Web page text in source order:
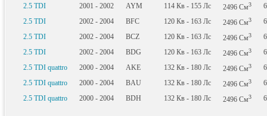
2.5 TDI
2001 - 2002 AYM 114 Кв - 155 Лс 2496 См3
6
2.5 TDI
2002 - 2004 BFC 120 Кв - 163 Лс 2496 См3
6
2.5 TDI
2002 - 2004 BCZ 120 Кв - 163 Лс 2496 См3
6
2.5 TDI
2002 - 2004 BDG 120 Кв - 163 Лс 2496 См3
6
2.5 TDI quattro
2000 - 2004 AKE 132 Кв - 180 Лс 2496 См3
6
2.5 TDI quattro
2000 - 2004 BAU 132 Кв - 180 Лс 2496 См3
6
2.5 TDI quattro
2000 - 2004 BDH 132 Кв - 180 Лс 2496 См3 6